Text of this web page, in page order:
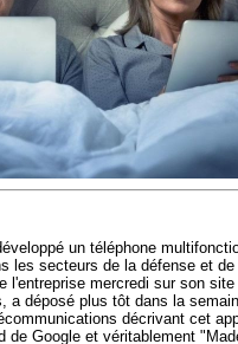
un téléphone
les secteurs de la défense et de
mercredi sur son site
a déposé plus tôt dans la
décrivant cet
Google et véritablement